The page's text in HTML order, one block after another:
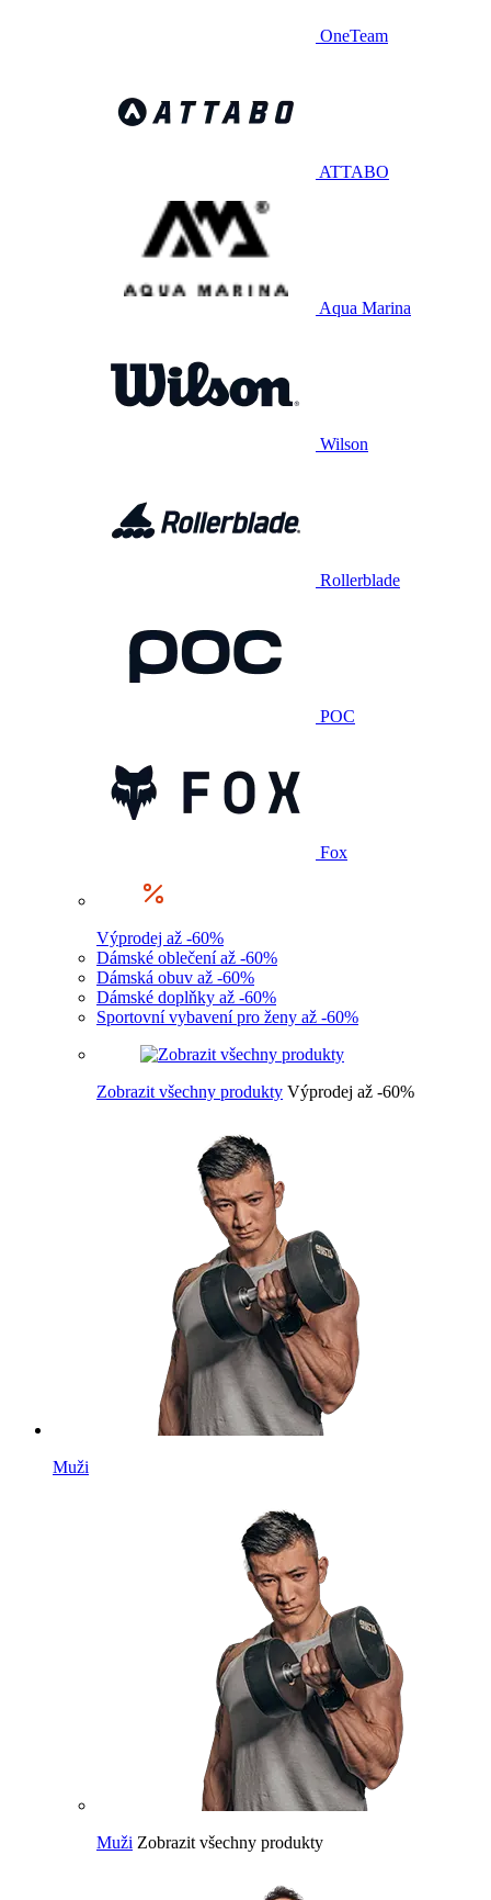
OneTeam
ATTABO
Aqua Marina
Wilson
Rollerblade
POC
Fox
Výprodej až -60%
Dámské oblečení až -60%
Dámská obuv až -60%
Dámské doplňky až -60%
Sportovní vybavení pro ženy až -60%
Zobrazit všechny produkty Výprodej až -60%
Muži
Muži Zobrazit všechny produkty